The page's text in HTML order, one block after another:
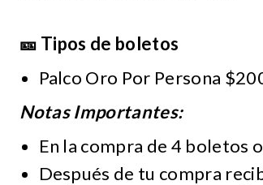
🎫 Tipos de boletos
Palco Oro Por Persona
Notas Importantes:
En la compra de 4 boletos
Después de tu compra